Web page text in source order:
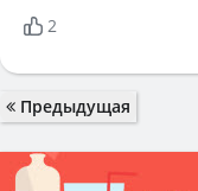
2
Предыдущая